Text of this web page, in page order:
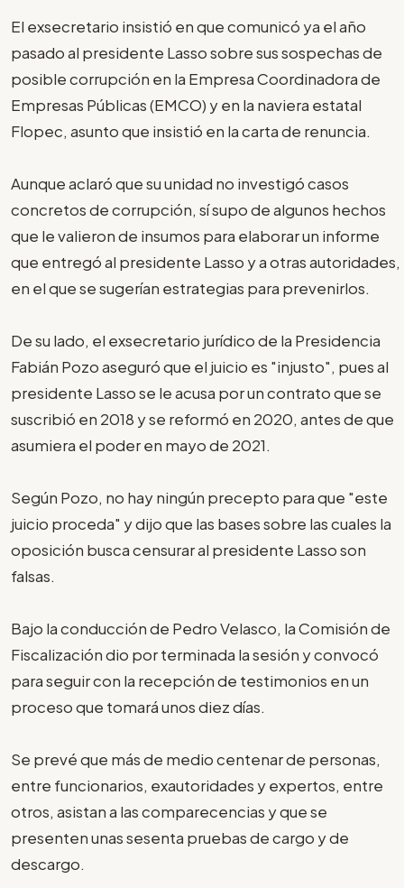
El exsecretario insistió en que comunicó ya el año
pasado al presidente Lasso sobre sus sospechas de
posible corrupción en la Empresa Coordinadora de
Empresas Públicas (EMCO) y en la naviera estatal
Flopec, asunto que insistió en la carta de renuncia.
Aunque aclaró que su unidad no investigó casos
concretos de corrupción, sí supo de algunos hechos
que le valieron de insumos para elaborar un informe
que entregó al presidente Lasso y a otras autoridades,
en el que se sugerían estrategias para prevenirlos.
De su lado, el exsecretario jurídico de la Presidencia
Fabián Pozo aseguró que el juicio es "injusto", pues al
presidente Lasso se le acusa por un contrato que se
suscribió en 2018 y se reformó en 2020, antes de que
asumiera el poder en mayo de 2021.
Según Pozo, no hay ningún precepto para que "este
juicio proceda" y dijo que las bases sobre las cuales la
oposición busca censurar al presidente Lasso son
falsas.
Bajo la conducción de Pedro Velasco, la Comisión de
Fiscalización dio por terminada la sesión y convocó
para seguir con la recepción de testimonios en un
proceso que tomará unos diez días.
Se prevé que más de medio centenar de personas,
entre funcionarios, exautoridades y expertos, entre
otros, asistan a las comparecencias y que se
presenten unas sesenta pruebas de cargo y de
descargo.